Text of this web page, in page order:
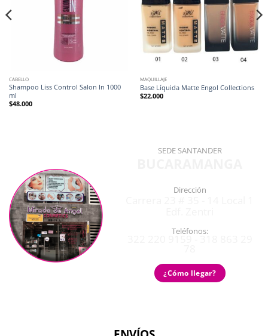
CABELLO
Shampoo Liss Control Salon In 1000
ml
$48.000
MAQUILLAJE
Base Líquida Matte Engol Collections
$22.000
SEDE SANTANDER
Dirección
Teléfonos:
¿Cómo llegar?